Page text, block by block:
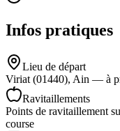
Infos pratiques
Lieu de départ
Viriat (01440), Ain — à
Ravitaillements
Points de ravitaillement
course